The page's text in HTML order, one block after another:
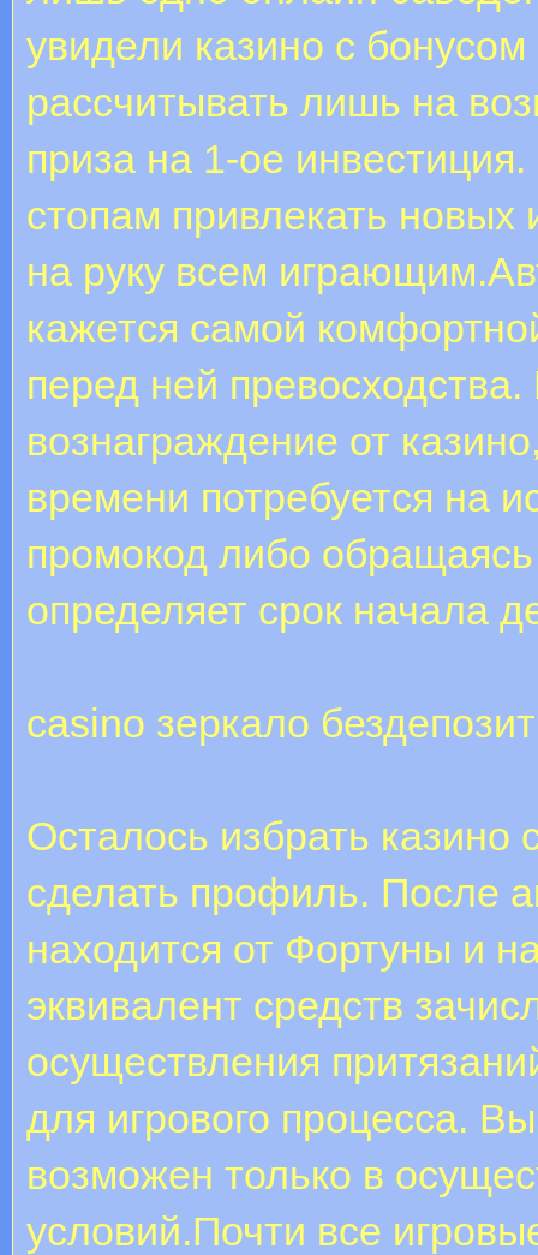
увидели казино с
рассчитывать лишь на
приза на 1-ое
стопам привлекать новых
на руку всем
кажется самой
перед ней
вознаграждение от
времени потребуется на
промокод либо
определяет срок начала
casino зеркало
Осталось избрать казино
сделать профиль. После
находится от Фортуны и
эквивалент средств
осуществления
для игрового процесса.
возможен только в
условий.Почти все